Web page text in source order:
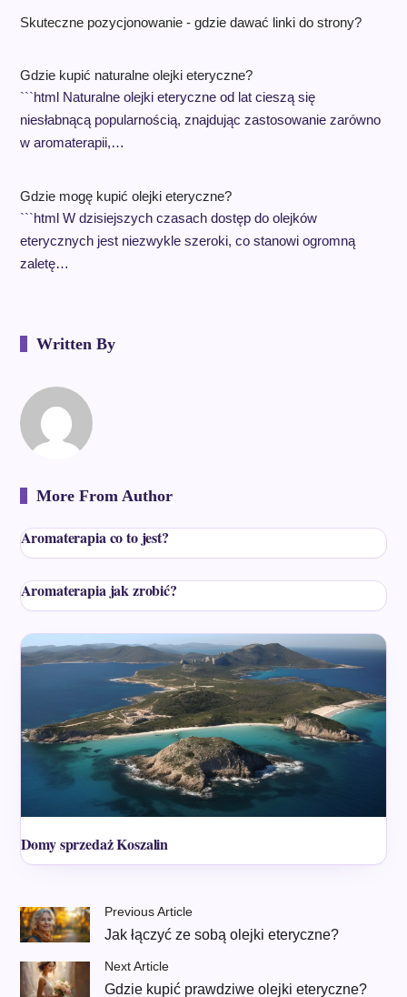
Skuteczne pozycjonowanie - gdzie dawać linki do strony?
Gdzie kupić naturalne olejki eteryczne?
```html Naturalne olejki eteryczne od lat cieszą się
niesłabnącą popularnością, znajdując zastosowanie zarówno
w aromaterapii,…
Gdzie mogę kupić olejki eteryczne?
```html W dzisiejszych czasach dostęp do olejków
eterycznych jest niezwykle szeroki, co stanowi ogromną
zaletę…
Written By
More From Author
Aromaterapia co to jest?
Aromaterapia jak zrobić?
Domy sprzedaż Koszalin
Previous Article
Jak łączyć ze sobą olejki eteryczne?
Next Article
Gdzie kupić prawdziwe olejki eteryczne?